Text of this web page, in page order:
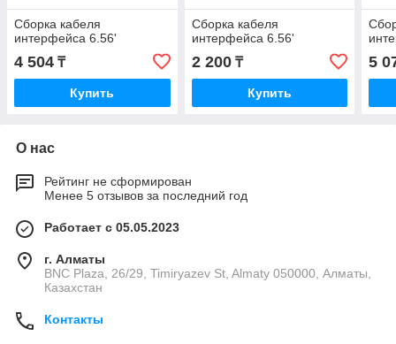
Сборка кабеля
интерфейса 6.56'
4 504 ₸
Купить
Сборка кабеля
интерфейса 6.56'
2 200₸
Купить
5
О нас
Рейтинг не сформирован
Менее 5 отзывов за последний год
Работает с 05.05.2023
г. Алматы
BNC Plaza, 26/29, Timiryazev St, Almaty 050000, Алматы,
Казахстан
Контакты